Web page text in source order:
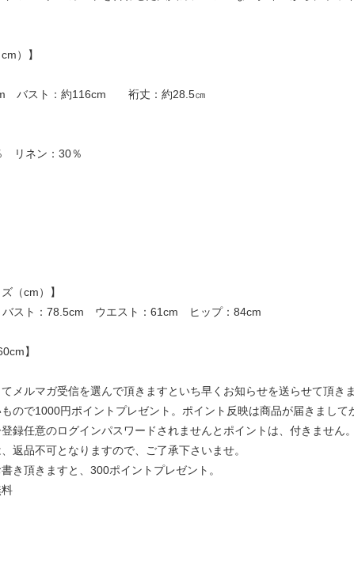
）】
バスト：約116cm 裄丈：約28.5㎝
リネン：30％
（cm）】
スト：78.5cm ウエスト：61cm ヒップ：84cm
】
メルマガ受信を選んで頂きますといち早くお知らせを送らせて頂きま
ので1000円ポイントプレゼント。ポイント反映は商品が届きまして
録任意のログインパスワードされませんとポイントは、付きません。
返品不可となりますので、ご了承下さいませ。
き頂きますと、300ポイントプレゼント。